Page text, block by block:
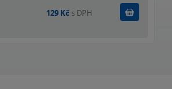
129 Kč s DPH